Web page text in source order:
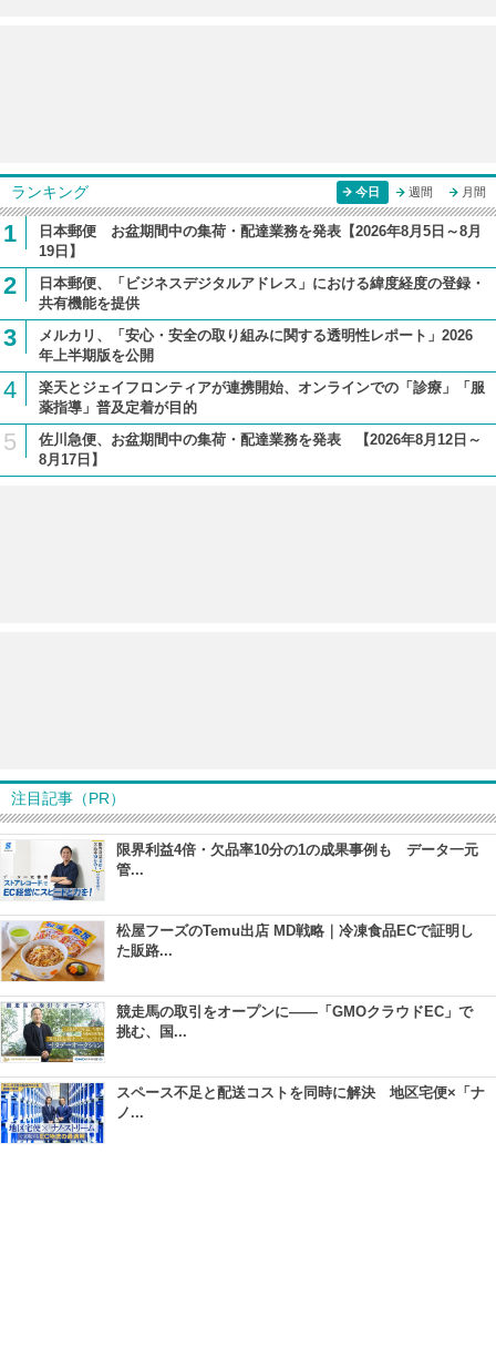
ランキング 今日 週間 月間
1
日本郵便 お盆期間中の集荷・配達業務を発表【2026年8月5日～8月
19日】
2
日本郵便、「ビジネスデジタルアドレス」における緯度経度の登録・
共有機能を提供
3
メルカリ、「安心・安全の取り組みに関する透明性レポート」2026
年上半期版を公開
4
楽天とジェイフロンティアが連携開始、オンラインでの「診療」「服
薬指導」普及定着が目的
5
佐川急便、お盆期間中の集荷・配達業務を発表 【2026年8月12日～
8月17日】
注目記事（PR）
限界利益4倍・欠品率10分の1の成果事例も データ一元
管...
松屋フーズのTemu出店 MD戦略｜冷凍食品ECで証明し
た販路...
競走馬の取引をオープンに――「GMOクラウドEC」で
挑む、国...
スペース不足と配送コストを同時に解決 地区宅便×「ナ
ノ...